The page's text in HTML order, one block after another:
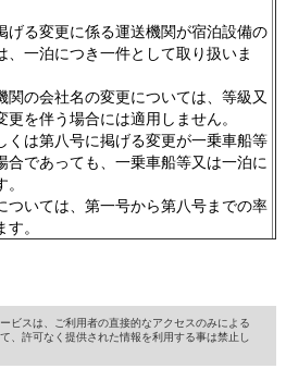
る変更に係る運送機関が宿泊設備の
一泊につき一件として取り扱いま
の会社名の変更については、等級又
を伴う場合には適用しません。
は第八号に掲げる変更が一乗車船等
合であっても、一乗車船等又は一泊に
いては、第一号から第八号までの率
。
ビスは、ご利用者の直接的なアクセスのみによる
、許可なく提供された情報を利用する事は禁止し